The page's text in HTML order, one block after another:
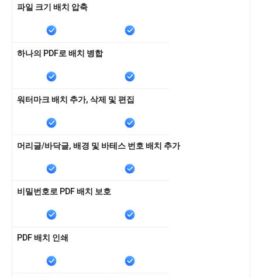
파일 크기 배치 압축
하나의 PDF로 배치 병합
워터마크 배치 추가, 삭제 및 편집
머리글/바닥글, 배경 및 바테스 번호 배치 추가
비밀번호로 PDF 배치 보호
PDF 배치 인쇄